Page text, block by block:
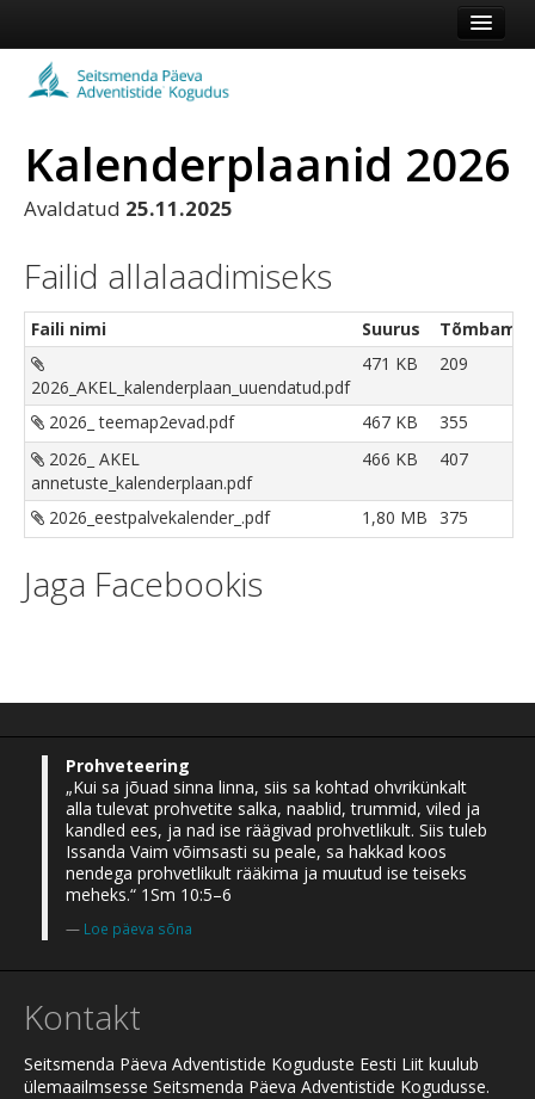
Koduleht
Vaata veel
Logi sisse või registreeru
Kalenderplaanid 2026
Avaldatud 25.11.2025
Failid allalaadimiseks
Faili nimi Suurus Tõmbamisi
2026_AKEL_kalenderplaan_uuendatud.pdf
471 KB 209
2026_ teemap2evad.pdf 467 KB
355
2026_ AKEL
annetuste_kalenderplaan.pdf
466 KB 407
2026_eestpalvekalender_.pdf 1,80 MB 375
Jaga Facebookis
Prohveteering
„Kui sa jõuad sinna linna, siis sa kohtad ohvrikünkalt
alla tulevat prohvetite salka, naablid, trummid, viled ja
kandled ees, ja nad ise räägivad prohvetlikult. Siis tuleb
Issanda Vaim võimsasti su peale, sa hakkad koos
nendega prohvetlikult rääkima ja muutud ise teiseks
meheks.“ 1Sm 10:5–6
Loe päeva sõna
Kontakt
Seitsmenda Päeva Adventistide Koguduste Eesti Liit kuulub
ülemaailmsesse Seitsmenda Päeva Adventistide Kogudusse.